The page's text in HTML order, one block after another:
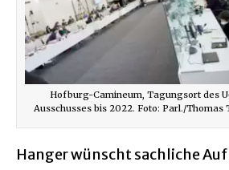
Hofburg-Camineum, Tagungsort des
Ausschusses bis 2022. Foto: Parl./Thomas
Hanger wünscht sachliche